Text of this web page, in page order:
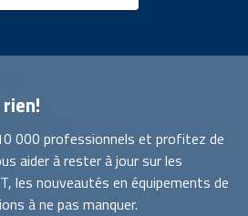
000 professionnels et profitez de
aider à rester à jour sur les
les nouveautés en équipements de
à ne pas manquer.